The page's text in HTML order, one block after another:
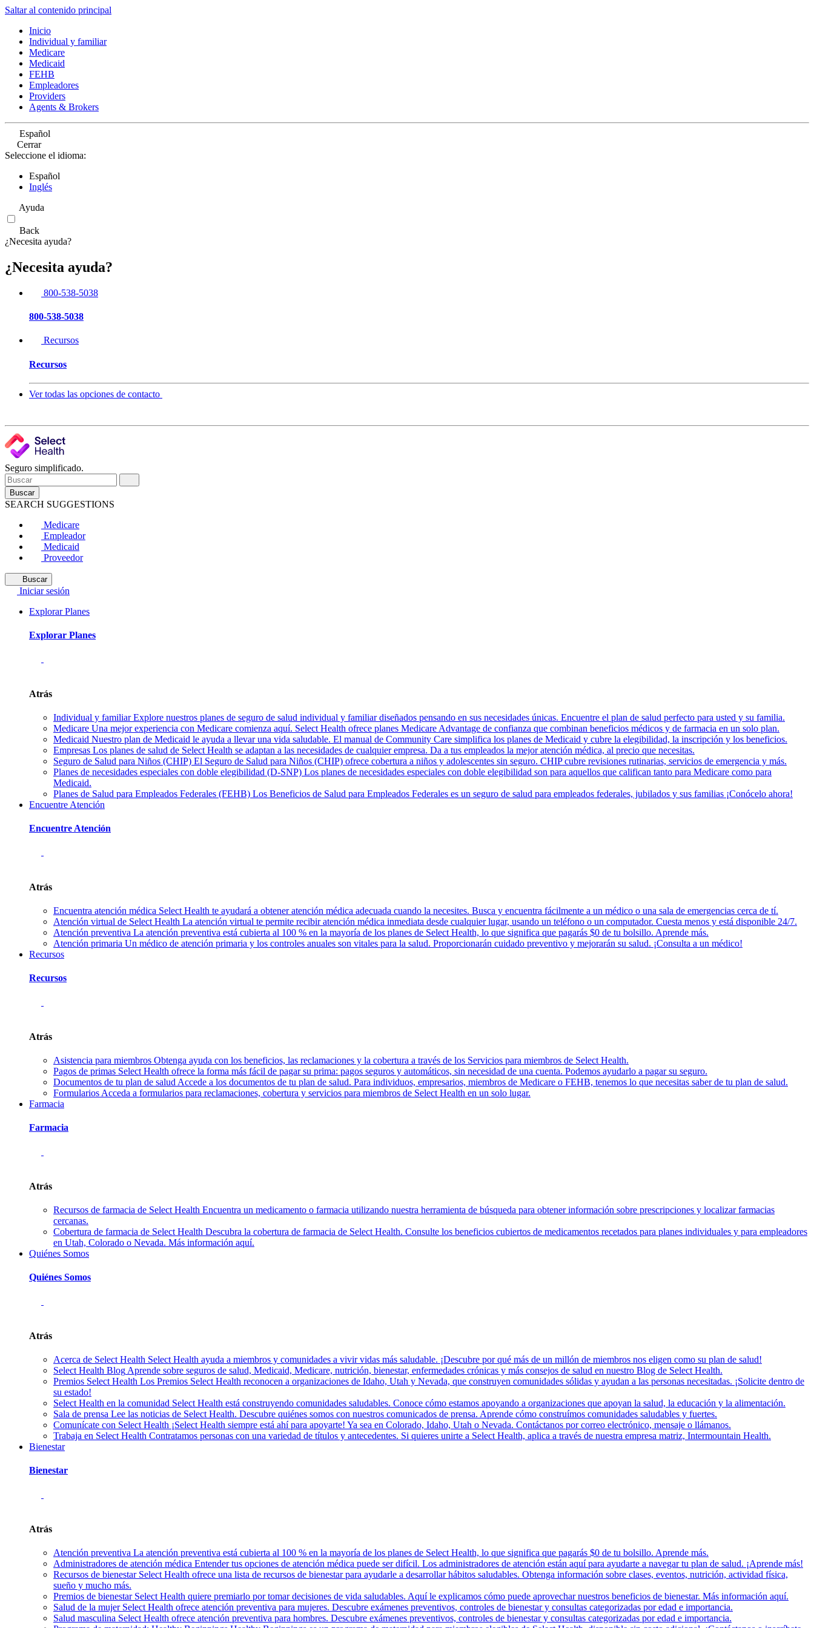
Saltar al contenido principal
Inicio
Individual y familiar
Medicare
Medicaid
FEHB
Empleadores
Providers
Agents & Brokers
Español
Cerrar
Seleccione el idioma:
Español
Inglés
Ayuda
Back
¿Necesita ayuda?
¿Necesita ayuda?
800-538-5038
800-538-5038
Recursos
Recursos
Ver todas las opciones de contacto
Seguro simplificado.
Buscar
SEARCH SUGGESTIONS
Medicare
Empleador
Medicaid
Proveedor
Buscar
Iniciar sesión
Explorar Planes
Explorar Planes
Atrás
Individual y familiar Explore nuestros planes de seguro de salud individual y familiar diseñados pensando en sus necesidades únicas. Encuentre el plan de salud perfecto para usted y su familia.
Medicare Una mejor experiencia con Medicare comienza aquí. Select Health ofrece planes Medicare Advantage de confianza que combinan beneficios médicos y de farmacia en un solo plan.
Medicaid Nuestro plan de Medicaid le ayuda a llevar una vida saludable. El manual de Community Care simplifica los planes de Medicaid y cubre la elegibilidad, la inscripción y los beneficios.
Empresas Los planes de salud de Select Health se adaptan a las necesidades de cualquier empresa. Da a tus empleados la mejor atención médica, al precio que necesitas.
Seguro de Salud para Niños (CHIP) El Seguro de Salud para Niños (CHIP) ofrece cobertura a niños y adolescentes sin seguro. CHIP cubre revisiones rutinarias, servicios de emergencia y más.
Planes de necesidades especiales con doble elegibilidad (D-SNP) Los planes de necesidades especiales con doble elegibilidad son para aquellos que califican tanto para Medicare como para
Medicaid.
Planes de Salud para Empleados Federales (FEHB) Los Beneficios de Salud para Empleados Federales es un seguro de salud para empleados federales, jubilados y sus familias ¡Conócelo ahora!
Encuentre Atención
Encuentre Atención
Atrás
Encuentra atención médica Select Health te ayudará a obtener atención médica adecuada cuando la necesites. Busca y encuentra fácilmente a un médico o una sala de emergencias cerca de tí.
Atención virtual de Select Health La atención virtual te permite recibir atención médica inmediata desde cualquier lugar, usando un teléfono o un computador. Cuesta menos y está disponible 24/7.
Atención preventiva La atención preventiva está cubierta al 100 % en la mayoría de los planes de Select Health, lo que significa que pagarás $0 de tu bolsillo. Aprende más.
Atención primaria Un médico de atención primaria y los controles anuales son vitales para la salud. Proporcionarán cuidado preventivo y mejorarán su salud. ¡Consulta a un médico!
Recursos
Recursos
Atrás
Asistencia para miembros Obtenga ayuda con los beneficios, las reclamaciones y la cobertura a través de los Servicios para miembros de Select Health.
Pagos de primas Select Health ofrece la forma más fácil de pagar su prima: pagos seguros y automáticos, sin necesidad de una cuenta. Podemos ayudarlo a pagar su seguro.
Documentos de tu plan de salud Accede a los documentos de tu plan de salud. Para individuos, empresarios, miembros de Medicare o FEHB, tenemos lo que necesitas saber de tu plan de salud.
Formularios Acceda a formularios para reclamaciones, cobertura y servicios para miembros de Select Health en un solo lugar.
Farmacia
Farmacia
Atrás
Recursos de farmacia de Select Health Encuentra un medicamento o farmacia utilizando nuestra herramienta de búsqueda para obtener información sobre prescripciones y localizar farmacias
cercanas.
Cobertura de farmacia de Select Health Descubra la cobertura de farmacia de Select Health. Consulte los beneficios cubiertos de medicamentos recetados para planes individuales y para empleadores
en Utah, Colorado o Nevada. Más información aquí.
Quiénes Somos
Quiénes Somos
Atrás
Acerca de Select Health Select Health ayuda a miembros y comunidades a vivir vidas más saludable. ¡Descubre por qué más de un millón de miembros nos eligen como su plan de salud!
Select Health Blog Aprende sobre seguros de salud, Medicaid, Medicare, nutrición, bienestar, enfermedades crónicas y más consejos de salud en nuestro Blog de Select Health.
Premios Select Health Los Premios Select Health reconocen a organizaciones de Idaho, Utah y Nevada, que construyen comunidades sólidas y ayudan a las personas necesitadas. ¡Solicite dentro de
su estado!
Select Health en la comunidad Select Health está construyendo comunidades saludables. Conoce cómo estamos apoyando a organizaciones que apoyan la salud, la educación y la alimentación.
Sala de prensa Lee las noticias de Select Health. Descubre quiénes somos con nuestros comunicados de prensa. Aprende cómo construímos comunidades saludables y fuertes.
Comunícate con Select Health ¡Select Health siempre está ahí para apoyarte! Ya sea en Colorado, Idaho, Utah o Nevada. Contáctanos por correo electrónico, mensaje o llámanos.
Trabaja en Select Health Contratamos personas con una variedad de títulos y antecedentes. Si quieres unirte a Select Health, aplica a través de nuestra empresa matriz, Intermountain Health.
Bienestar
Bienestar
Atrás
Atención preventiva La atención preventiva está cubierta al 100 % en la mayoría de los planes de Select Health, lo que significa que pagarás $0 de tu bolsillo. Aprende más.
Administradores de atención médica Entender tus opciones de atención médica puede ser difícil. Los administradores de atención están aquí para ayudarte a navegar tu plan de salud. ¡Aprende más!
Recursos de bienestar Select Health ofrece una lista de recursos de bienestar para ayudarle a desarrollar hábitos saludables. Obtenga información sobre clases, eventos, nutrición, actividad física,
sueño y mucho más.
Premios de bienestar Select Health quiere premiarlo por tomar decisiones de vida saludables. Aquí le explicamos cómo puede aprovechar nuestros beneficios de bienestar. Más información aquí.
Salud de la mujer Select Health ofrece atención preventiva para mujeres. Descubre exámenes preventivos, controles de bienestar y consultas categorizadas por edad e importancia.
Salud masculina Select Health ofrece atención preventiva para hombres. Descubre exámenes preventivos, controles de bienestar y consultas categorizadas por edad e importancia.